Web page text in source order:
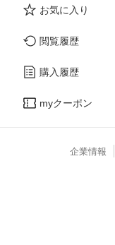
お気に入り
閲覧履歴
購入履歴
myクーポン
企業情報